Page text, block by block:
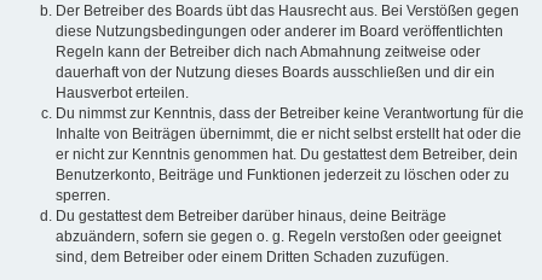
Der Betreiber des Boards übt das Hausrecht aus. Bei Verstößen gegen
diese Nutzungsbedingungen oder anderer im Board veröffentlichten
Regeln kann der Betreiber dich nach Abmahnung zeitweise oder
dauerhaft von der Nutzung dieses Boards ausschließen und dir ein
Hausverbot erteilen.
Du nimmst zur Kenntnis, dass der Betreiber keine Verantwortung für die
Inhalte von Beiträgen übernimmt, die er nicht selbst erstellt hat oder die
er nicht zur Kenntnis genommen hat. Du gestattest dem Betreiber, dein
Benutzerkonto, Beiträge und Funktionen jederzeit zu löschen oder zu
sperren.
Du gestattest dem Betreiber darüber hinaus, deine Beiträge
abzuändern, sofern sie gegen o. g. Regeln verstoßen oder geeignet
sind, dem Betreiber oder einem Dritten Schaden zuzufügen.